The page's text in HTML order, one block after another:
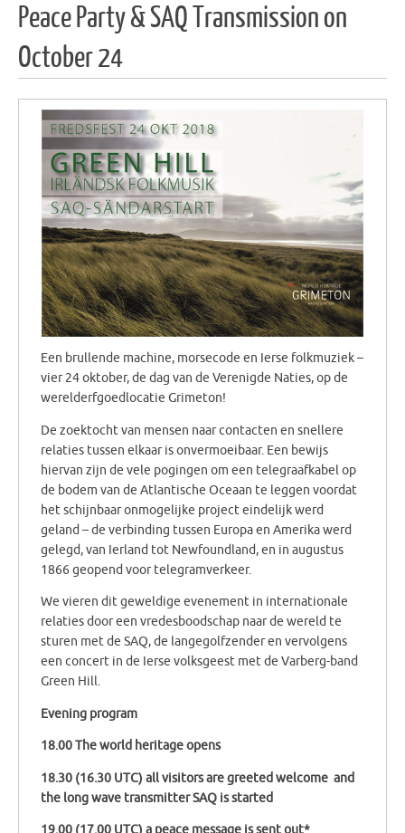
Peace Party & SAQ Transmission on
October 24
Een brullende machine, morsecode en Ierse folkmuziek –
vier 24 oktober, de dag van de Verenigde Naties, op de
werelderfgoedlocatie Grimeton!
De zoektocht van mensen naar contacten en snellere
relaties tussen elkaar is onvermoeibaar. Een bewijs
hiervan zijn de vele pogingen om een ​​telegraafkabel op
de bodem van de Atlantische Oceaan te leggen voordat
het schijnbaar onmogelijke project eindelijk werd
geland – de verbinding tussen Europa en Amerika werd
gelegd, van Ierland tot Newfoundland, en in augustus
1866 geopend voor telegramverkeer.
We vieren dit geweldige evenement in internationale
relaties door een vredesboodschap naar de wereld te
sturen met de SAQ, de langegolfzender en vervolgens
een concert in de Ierse volksgeest met de Varberg-band
Green Hill.
Evening program
18.00 The world heritage opens
18.30 (16.30 UTC) all visitors are greeted welcome and
the long wave transmitter SAQ is started